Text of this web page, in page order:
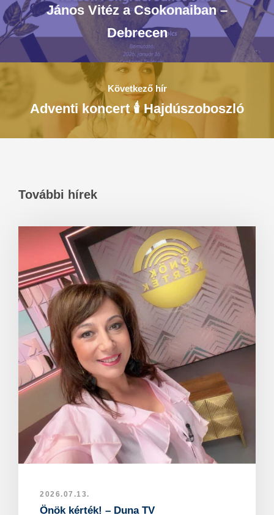
János Vitéz a Csokonaiban –
Debrecen
Következő hír
Adventi koncert 🕯️ Hajdúszoboszló
További hírek
2026.07.13.
Önök kérték! – Duna TV